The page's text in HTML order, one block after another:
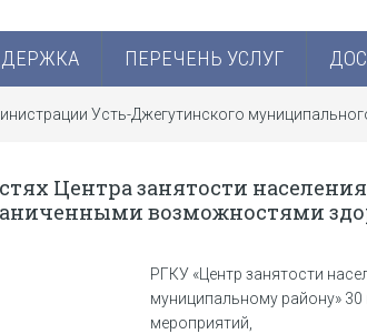
ПЕРЕЧЕНЬ УСЛУГ
Усть-Джегутинского
Центра занятости
возможностями
РГКУ «Центр занятости
муниципальному району»
мероприятий,